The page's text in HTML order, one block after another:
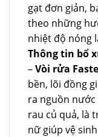
gạt đơn giản,
theo những
nhiệt độ nóng
Thông tin bổ
–Vòi rửa
bền, lõi đồng
ra nguồn nước
rau củ quả, là
nữ giúp vệ